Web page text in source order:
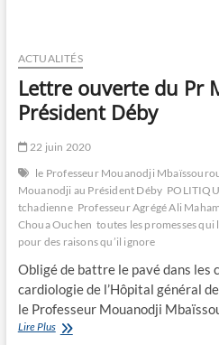
ACTUALITÉS
Lettre ouverte du Pr
Président Déby
22 juin 2020
le Professeur Mouanodji
Mouanodji au Président Déby
tchadienne Professeur Agrégé Ali
Choua Ouchen toutes les promesses qui
pour des raisons qu’il ignore
Obligé de battre le pavé dans les
cardiologie de l’Hôpital général
le Professeur Mouanodji
Lire PlusLettre